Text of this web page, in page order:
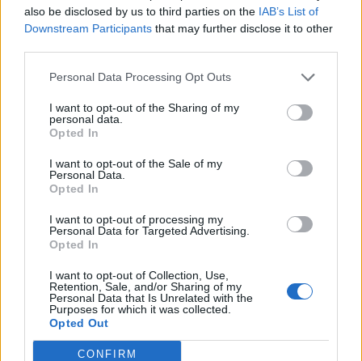
also be disclosed by us to third parties on the IAB’s List of
Downstream Participants that may further disclose it to other
Personal Data Processing Opt Outs
I want to opt-out of the Sharing of my
personal data.
Opted In
I want to opt-out of the Sale of my
Personal Data.
Opted In
I want to opt-out of processing my
Personal Data for Targeted Advertising.
Opted In
I want to opt-out of Collection, Use,
Retention, Sale, and/or Sharing of my
Personal Data that Is Unrelated with the
Purposes for which it was collected.
Opted Out
CONFIRM
Comentar Letra
Comenta o pregunta lo que desees sobre Mermaid
Comentarios (41)
@musicapuntocom